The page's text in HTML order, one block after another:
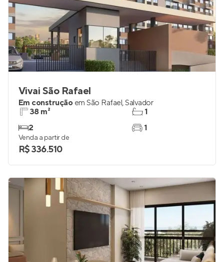
Vivai São Rafael
Em construção em São Rafael,Salvador
38 m²
2
1
1
Venda a partir de
R$ 336.510